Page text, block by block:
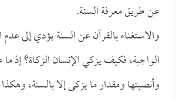
عن طريق معرفة السنة.
والاستغناء بالقرآن عن السنة يؤدي إلى عدم
الواجبة، فكيف يزكي الإنسان الزكاة؟ إذ
وأنصبتها ومقدار ما يزكى إلا بالسنة،